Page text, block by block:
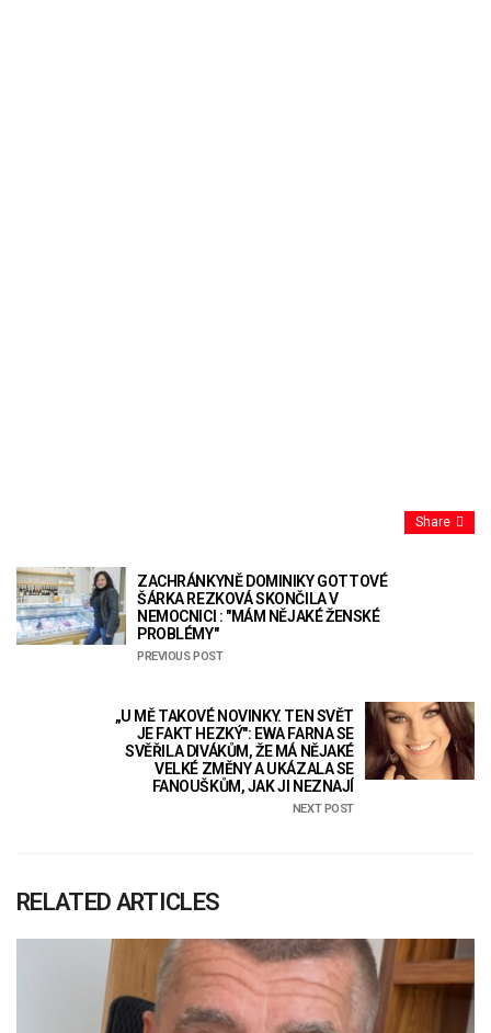
Share
ZACHRÁNKYNĚ DOMINIKY GOTTOVÉ
ŠÁRKA REZKOVÁ SKONČILA V
NEMOCNICI : "MÁM NĚJAKÉ ŽENSKÉ
PROBLÉMY"
PREVIOUS POST
„U MĚ TAKOVÉ NOVINKY. TEN SVĚT
JE FAKT HEZKÝ": EWA FARNA SE
SVĚŘILA DIVÁKŮM, ŽE MÁ NĚJAKÉ
VELKÉ ZMĚNY A UKÁZALA SE
FANOUŠKŮM, JAK JI NEZNAJÍ
NEXT POST
RELATED ARTICLES